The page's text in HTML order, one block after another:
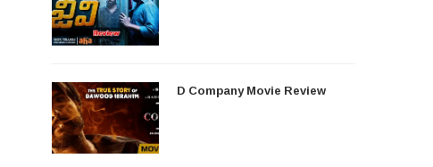
D Company Movie Review